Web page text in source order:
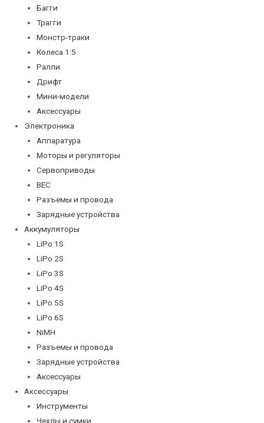
Багги
Трагги
Монстр-траки
Колеса 1:5
Ралли
Дрифт
Мини-модели
Аксессуары
Электроника
Аппаратура
Моторы и регуляторы
Сервоприводы
BEC
Разъемы и провода
Зарядные устройства
Аккумуляторы
LiPo 1S
LiPo 2S
LiPo 3S
LiPo 4S
LiPo 5S
LiPo 6S
NiMH
Разъемы и провода
Зарядные устройства
Аксессуары
Аксессуары
Инструменты
Чехлы и сумки